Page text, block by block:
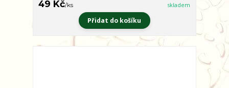
49 Kč/ks skladem
Přidat do košíku